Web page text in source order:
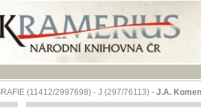
(11412/2997698) -J (297/76113)-J.A. Komenského